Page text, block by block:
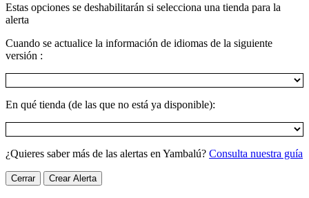
Estas opciones se deshabilitarán si selecciona una tienda para la
alerta
Cuando se actualice la información de idiomas de la siguiente
versión :
En qué tienda (de las que no está ya disponible):
¿Quieres saber más de las alertas en Yambalú? Consulta nuestra guía
Cerrar Crear Alerta